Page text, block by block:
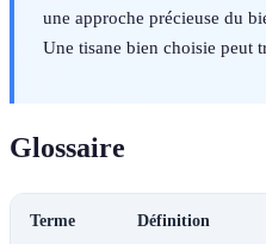
une approche précieuse du
Une tisane bien choisie peut
Glossaire
Terme Définition